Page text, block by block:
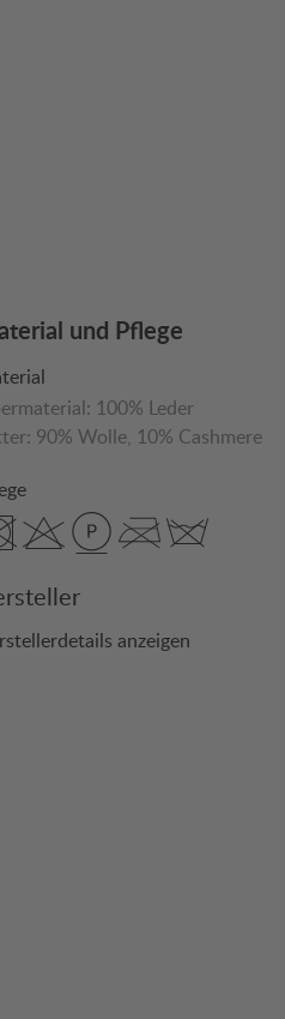
und Pflege
100% Leder
90% Wolle, 10% Cashmere
anzeigen